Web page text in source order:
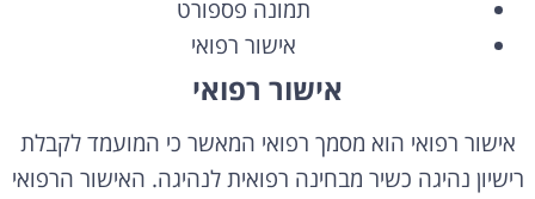
אישור רפואי
אישור רפואי
רישיון נהיגה כשיר מבחינה רפואית לנהיגה. האישור הרפואי
חייב להיות חתום על ידי רופא מוסמך.